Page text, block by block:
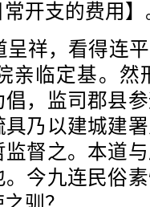
开支的费用】
祥，看得连平
亲临定基。
，监司郡县
乃以建城建
督之。本道
今九连民俗